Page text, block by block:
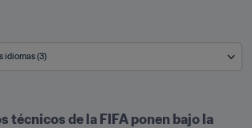
idiomas (3)
técnicos de la FIFA ponen bajo la